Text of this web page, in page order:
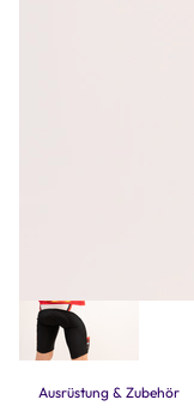
Ausrüstung & Zubehör